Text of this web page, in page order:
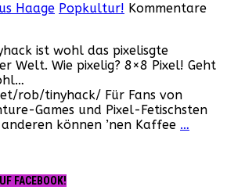
Haage Popkultur! Kommentare
ist wohl das pixelisgte
Welt. Wie pixelig? 8×8 Pixel! Geht
rob/tinyhack/ Für Fans von
Games und Pixel-Fetischsten
können ’nen Kaffee …
FACEBOOK!